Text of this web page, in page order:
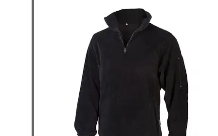
optie
kan
gekozen
worden
productpagina